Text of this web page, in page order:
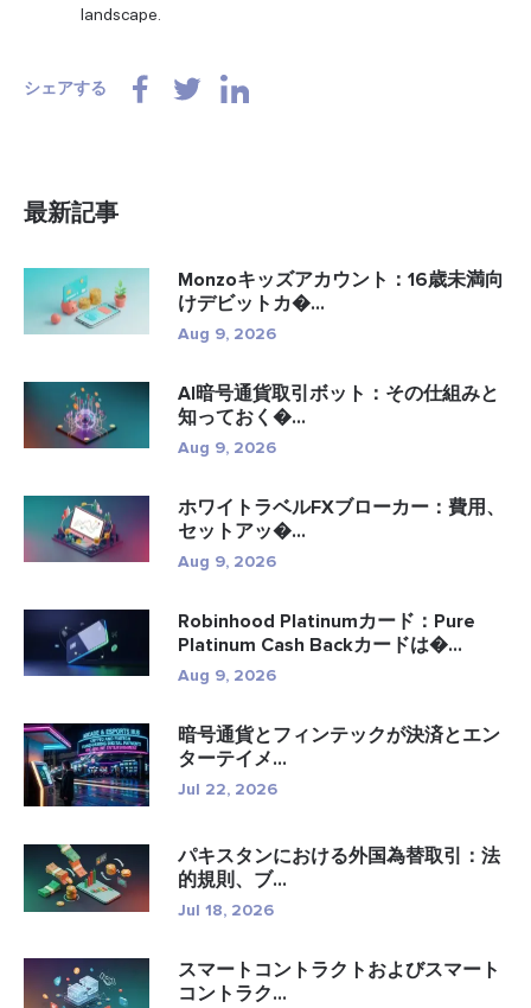
landscape.
シェアする
最新記事
Monzoキッズアカウント：16歳未満向
けデビットカ�...
Aug 9, 2026
AI暗号通貨取引ボット：その仕組みと
知っておく�...
Aug 9, 2026
ホワイトラベルFXブローカー：費用、
セットアッ�...
Aug 9, 2026
Robinhood Platinumカード：Pure
Platinum Cash Backカードは�...
Aug 9, 2026
暗号通貨とフィンテックが決済とエン
ターテイメ...
Jul 22, 2026
パキスタンにおける外国為替取引：法
的規則、ブ...
Jul 18, 2026
スマートコントラクトおよびスマート
コントラク...